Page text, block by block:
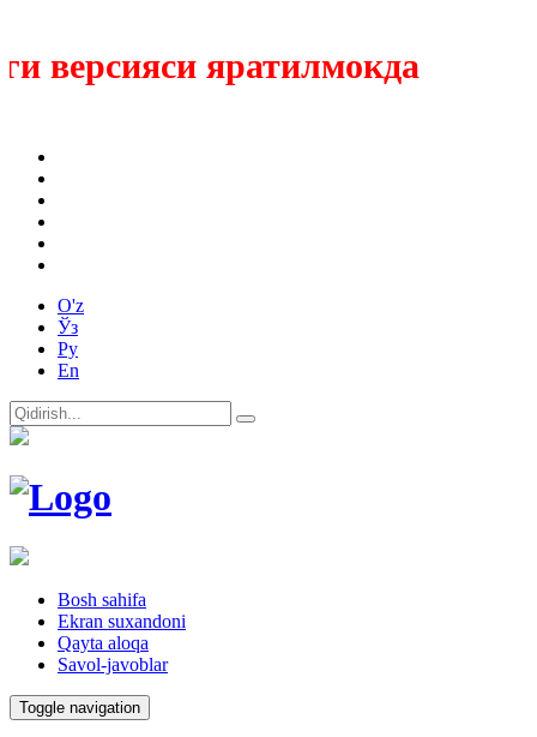
версияси яратилмокда
O'z
Ўз
Ру
En
Bosh sahifa
Ekran suxandoni
Qayta aloqa
Savol-javoblar
Toggle navigation